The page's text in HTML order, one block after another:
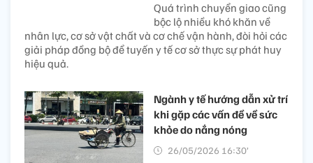
Quá trình chuyển giao cũng
bộc lộ nhiều khó khăn về
nhân lực, cơ sở vật chất và cơ chế vận hành, đòi hỏi các
giải pháp đồng bộ để tuyến y tế cơ sở thực sự phát huy
hiệu quả.
Ngành y tế hướng dẫn xử trí
khi gặp các vấn đề về sức
khỏe do nắng nóng
26/05/2026 16:30’